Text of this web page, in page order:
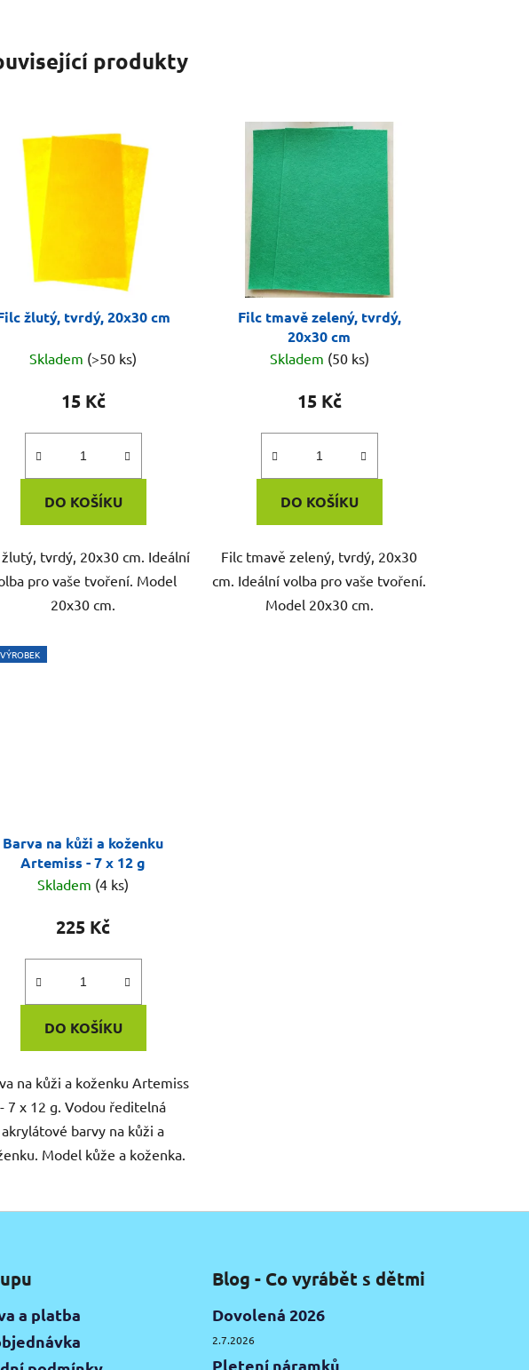
produkty
žlutý, tvrdý, 20x30 cm
Skladem (>50 ks)
15 Kč
DO KOŠÍKU
žlutý, tvrdý, 20x30 cm. Ideální
pro vaše tvoření. Model
20x30 cm.
Filc tmavě zelený, tvrdý,
20x30 cm
Skladem (50 ks)
15 Kč
DO KOŠÍKU
Filc tmavě zelený, tvrdý, 20x30
cm. Ideální volba pro vaše tvoření.
Model 20x30 cm.
Barva na kůži a koženku
Artemiss - 7 x 12 g
Skladem (4 ks)
225 Kč
DO KOŠÍKU
na kůži a koženku Artemiss
- 7 x 12 g. Vodou ředitelná
akrylátové barvy na kůži a
Model kůže a koženka.
a platba
Blog - Co vyrábět s dětmi
Dovolená 2026
2.7.2026
Pletení náramků